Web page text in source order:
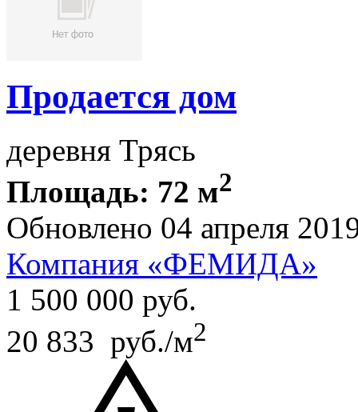
Продается дом
деревня Трясь
Площадь: 72 м2
Обновлено 04 апреля
Компания «ФЕМИДА»
1 500 000 руб.
20 833 руб./м2